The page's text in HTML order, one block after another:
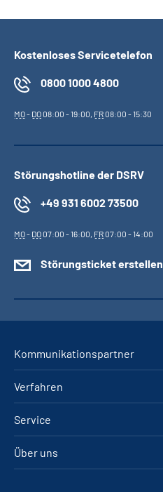
Kostenloses Servicetelefon
0800 1000 4800
MO- DO08:00 - 19:00, FR08:00 - 15:30
Störungshotline der DSRV
+49 931 6002 73500
MO- DO07:00 - 16:00, FR07:00 - 14:00
Störungsticket erstellen
Kommunikationspartner
Verfahren
Service
Über uns